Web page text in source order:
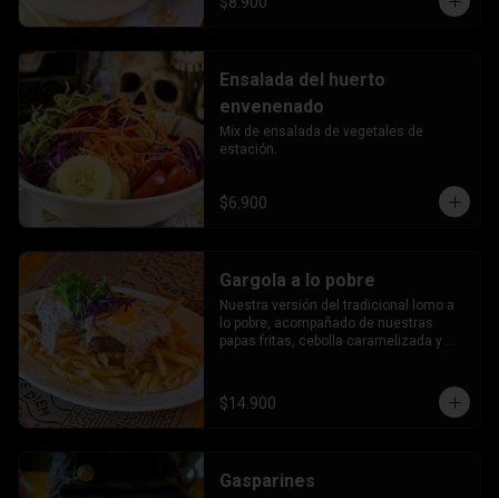
Ensalada del huerto
envenenado
Mix de ensalada de vegetales de
estación.
$6.900
Gargola a lo pobre
Nuestra versión del tradicional lomo a
lo pobre, acompañado de nuestras
papas fritas, cebolla caramelizada y
$14.900
Gasparines